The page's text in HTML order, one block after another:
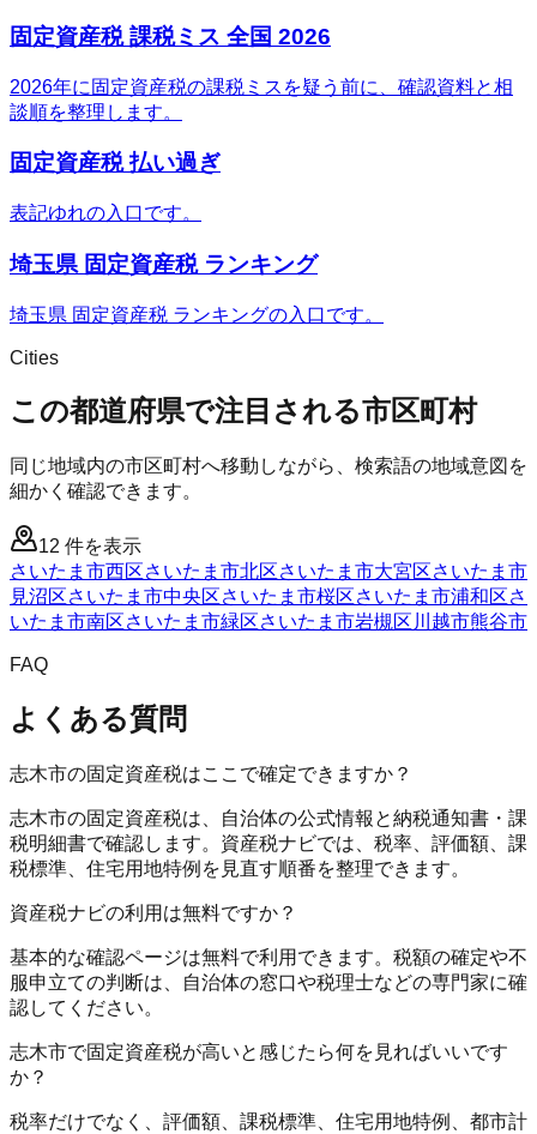
固定資産税 課税ミス 全国 2026
2026年に固定資産税の課税ミスを疑う前に、確認資料と相
談順を整理します。
固定資産税 払い過ぎ
表記ゆれの入口です。
埼玉県 固定資産税 ランキング
埼玉県 固定資産税 ランキングの入口です。
Cities
この都道府県で注目される市区町村
同じ地域内の市区町村へ移動しながら、検索語の地域意図を
細かく確認できます。
12 件を表示
さいたま市西区さいたま市北区さいたま市大宮区さいたま市
見沼区さいたま市中央区さいたま市桜区さいたま市浦和区さ
いたま市南区さいたま市緑区さいたま市岩槻区 川越市熊谷市
FAQ
よくある質問
志木市の固定資産税はここで確定できますか？
志木市の固定資産税は、自治体の公式情報と納税通知書・課
税明細書で確認します。資産税ナビでは、税率、評価額、課
税標準、住宅用地特例を見直す順番を整理できます。
資産税ナビの利用は無料ですか？
基本的な確認ページは無料で利用できます。税額の確定や不
服申立ての判断は、自治体の窓口や税理士などの専門家に確
認してください。
志木市で固定資産税が高いと感じたら何を見ればいいです
か？
税率だけでなく、評価額、課税標準、住宅用地特例、都市計